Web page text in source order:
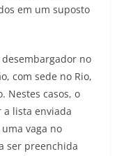
em um suposto
no
com sede no Rio,
Nestes casos, o
lista enviada
vaga no
ser preenchida